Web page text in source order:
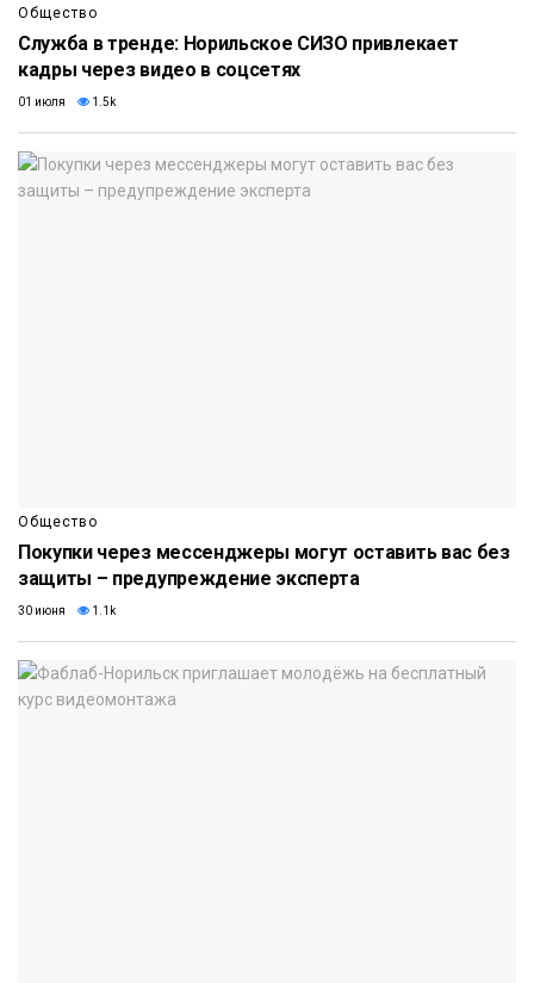
Общество
Служба в тренде: Норильское СИЗО привлекает
кадры через видео в соцсетях
01 июля 1.5k
Общество
Покупки через мессенджеры могут оставить вас без
защиты – предупреждение эксперта
30 июня 1.1k